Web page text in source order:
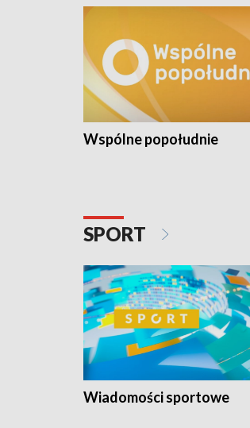
Wspólne popołudnie
SPORT
Wiadomości sportowe